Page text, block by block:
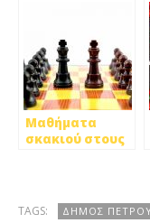
ΣΤΑΘΜΟΥΣ ΤΗΣ
ΠΕΤΡΟΥΠΟΛΗΣ
Μαθήματα
σκακιού στους
TAGS: ΔΗΜΟΣ